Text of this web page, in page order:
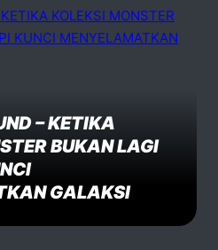
– KETIKA
BUKAN LAGI
GALAKSI